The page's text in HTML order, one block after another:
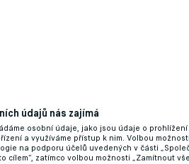
údajů nás zajímá
osobní údaje, jako jsou údaje o
a využíváme přístup k nim. Volbou
na podporu účelů uvedených v části
cílem“, zatímco volbou možnosti „Zamítnout